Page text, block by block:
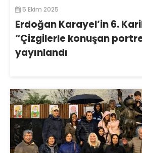
5 Ekim 2025
Erdoğan Karayel’in 6.
“Çizgilerle konuşan
yayınlandı